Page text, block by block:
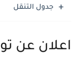
جدول التنقل
اعلان عن